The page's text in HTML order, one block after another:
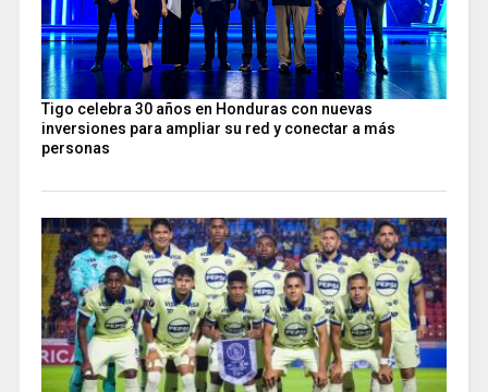
Tigo celebra 30 años en Honduras con nuevas
inversiones para ampliar su red y conectar a más
personas